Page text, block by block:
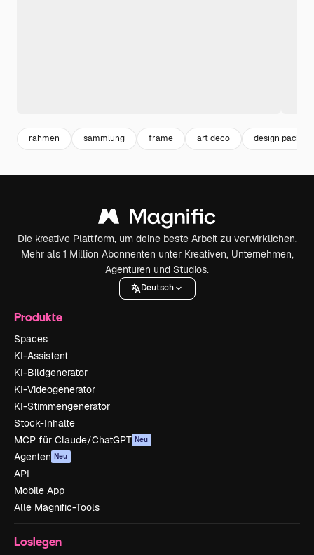
rahmen sammlung frame art deco design pack
Die kreative Plattform, um deine beste Arbeit zu verwirklichen.
Mehr als 1 Million Abonnenten unter Kreativen, Unternehmen,
Agenturen und Studios.
Deutsch
Produkte
Spaces
KI-Assistent
KI-Bildgenerator
KI-Videogenerator
KI-Stimmengenerator
Stock-Inhalte
MCP für Claude/ChatGPT Neu
Agenten Neu
API
Mobile App
Alle Magnific-Tools
Loslegen